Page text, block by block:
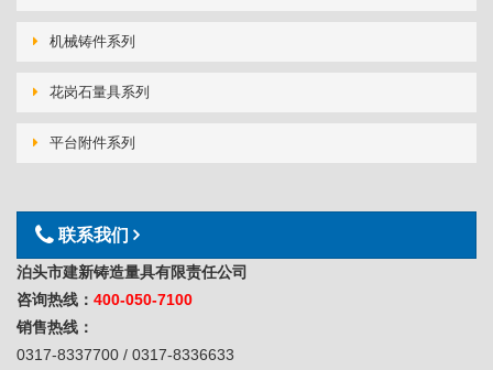
机械铸件系列
花岗石量具系列
平台附件系列
联系我们
泊头市建新铸造量具有限责任公司
咨询热线： 400-050-7100
销售热线：
0317-8337700 / 0317-8336633